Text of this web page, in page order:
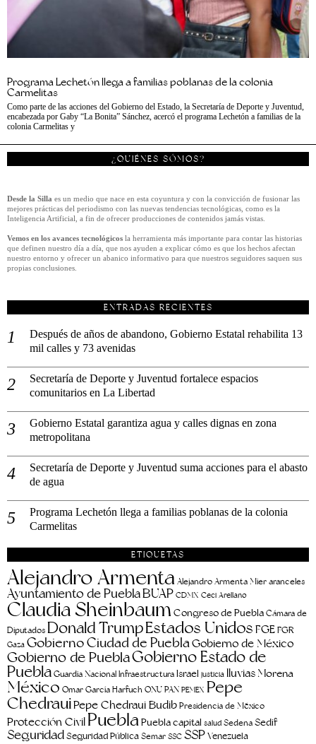
Programa Lechetón llega a familias poblanas de la colonia
Carmelitas
Como parte de las acciones del Gobierno del Estado, la Secretaría de Deporte y Juventud,
encabezada por Gaby “La Bonita” Sánchez, acercó el programa Lechetón a familias de la
colonia Carmelitas y
¿QUIÉNES SÓMOS?
Desde la Silla es un medio que nace en esta coyuntura y con la convicción de fusionar las
mejores prácticas del periodismo con las nuevas tendencias tecnológicas, como es la
Inteligencia Artificial, a fin de ofrecer producciones de contenidos jamás vistas.
Vemos en los avances tecnológicos la herramienta más importante para contar las historias
que definen nuestro día a día, que nos ayuden a explicar cómo es que los hechos afectan
nuestro entorno y ofrecer un abanico informativo para que nuestros seguidores saquen sus
propias conclusiones.
ENTRADAS RECIENTES
Después de años de abandono, Gobierno Estatal rehabilita 13
mil calles y 73 avenidas
Secretaría de Deporte y Juventud fortalece espacios
comunitarios en La Libertad
Gobierno Estatal garantiza agua y calles dignas en zona
metropolitana
Secretaría de Deporte y Juventud suma acciones para el abasto
de agua
Programa Lechetón llega a familias poblanas de la colonia
Carmelitas
ETIQUETAS
Alejandro Armenta Alejandro Armenta Mier aranceles
Ayuntamiento de PueblaBUAP CDMX Ceci Arellano
Claudia SheinbaumCongreso de Puebla Cámara de
Diputados Donald TrumpEstados Unidos FGEFGR
Gaza Gobierno Ciudad de PueblaGobierno de México
Gobierno de PueblaGobierno Estado de
PueblaGuardia Nacional Infraestructura Israel justicia lluviasMorena
México Omar García Harfuch ONU PAN PEMEX Pepe
ChedrauiPepe Chedraui BudibPresidencia de México
Protección Civil PueblaPuebla capital salud Sedena Sedif
SeguridadSeguridad Pública Semar SSC SSPVenezuela